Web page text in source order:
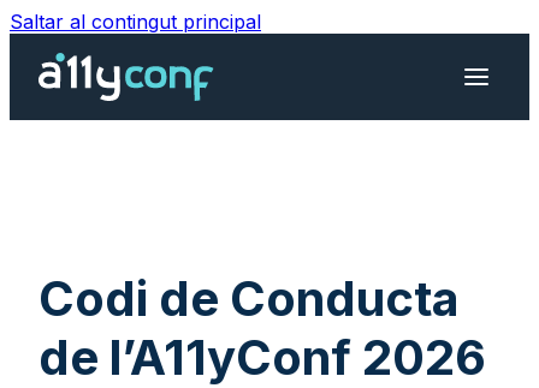
Saltar al contingut principal
Codi de Conducta
de l’A11yConf 2026